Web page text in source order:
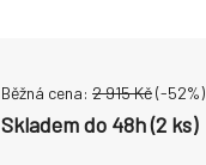
Běžná cena: 2 915Kč(-52%)
Skladem do 48h (2 ks)